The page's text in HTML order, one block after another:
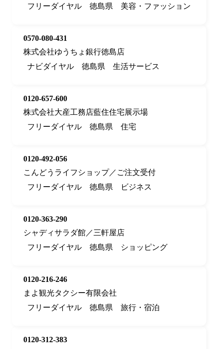
フリーダイヤル
徳島県 美容・ファッション
0570-080-431
株式会社ゆうちょ銀行徳島店
ナビダイヤル
徳島県 生活サービス
0120-657-600
株式会社大産工務店藍住住宅展示場
フリーダイヤル
徳島県 住宅
0120-492-056
こんどうライフショップ／ご注文受付
フリーダイヤル
徳島県 ビジネス
0120-363-290
シャディサラダ館／三軒屋店
フリーダイヤル
徳島県 ショッピング
0120-216-246
まよ観光タクシー有限会社
フリーダイヤル
徳島県 旅行・宿泊
0120-312-383